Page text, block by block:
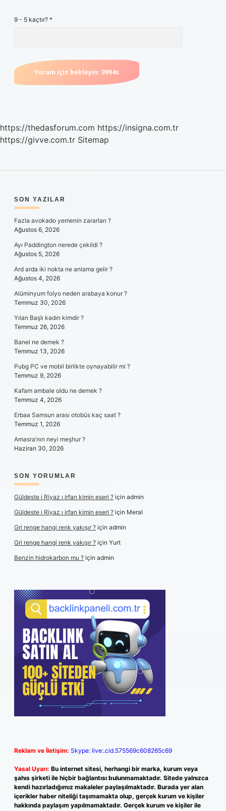
9 - 5 kaçtır? *
https://thedasforum.com https://insigna.com.tr
https://givve.com.tr Sitemap
SIDEBAR
SON YAZILAR
Fazla avokado yemenin zararları ?
Ağustos 6, 2026
Ayı Paddington nerede çekildi ?
Ağustos 5, 2026
Ard arda iki nokta ne anlama gelir ?
Ağustos 4, 2026
Alüminyum folyo neden arabaya konur ?
Temmuz 30, 2026
Yılan Başlı kadın kimdir ?
Temmuz 26, 2026
Banel ne demek ?
Temmuz 13, 2026
Pubg PC ve mobil birlikte oynayabilir mi ?
Temmuz 9, 2026
Kafam ambale oldu ne demek ?
Temmuz 4, 2026
Erbaa Samsun arası otobüs kaç saat ?
Temmuz 1, 2026
Amasra’nın neyi meşhur ?
Haziran 30, 2026
SON YORUMLAR
Güldeste i Riyaz ı irfan kimin eseri ? için admin
Güldeste i Riyaz ı irfan kimin eseri ? için Meral
Gri renge hangi renk yakışır ? için admin
Gri renge hangi renk yakışır ? için Yurt
Benzin hidrokarbon mu ? için admin
Reklam ve İletişim: Skype: live:.cid.575569c608265c69
Yasal Uyarı: Bu internet sitesi, herhangi bir marka, kurum veya
şahıs şirketi ile hiçbir bağlantısı bulunmamaktadır. Sitede yalnızca
kendi hazırladığımız makaleler paylaşılmaktadır. Burada yer alan
içerikler haber niteliği taşımamakta olup, gerçek kurum ve kişiler
hakkında paylaşım yapılmamaktadır. Gerçek kurum ve kişiler ile